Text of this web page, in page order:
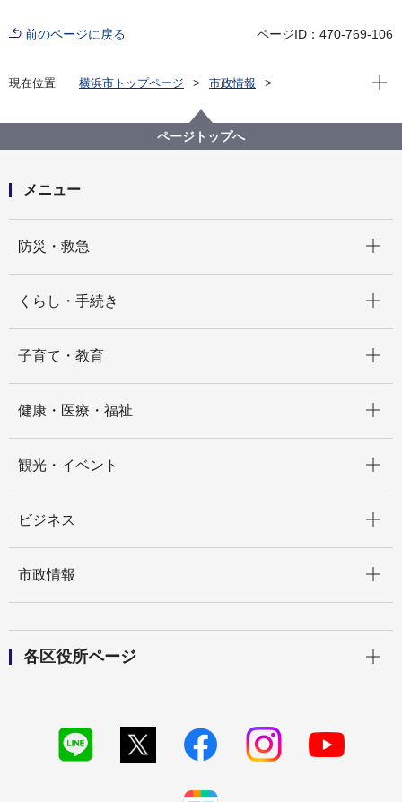
前のページに戻る ページID：470-769-106
現在位置 横浜市トップページ
市政情報
政策経営・国際戦略局
うみコン2022 「海と産業革新コンベンション」 事前
登録開始！
現在
ページトップへ
メニュー
防災・救急
くらし・手続き
子育て・教育
健康・医療・福祉
観光・イベント
ビジネス
市政情報
各区役所ページ